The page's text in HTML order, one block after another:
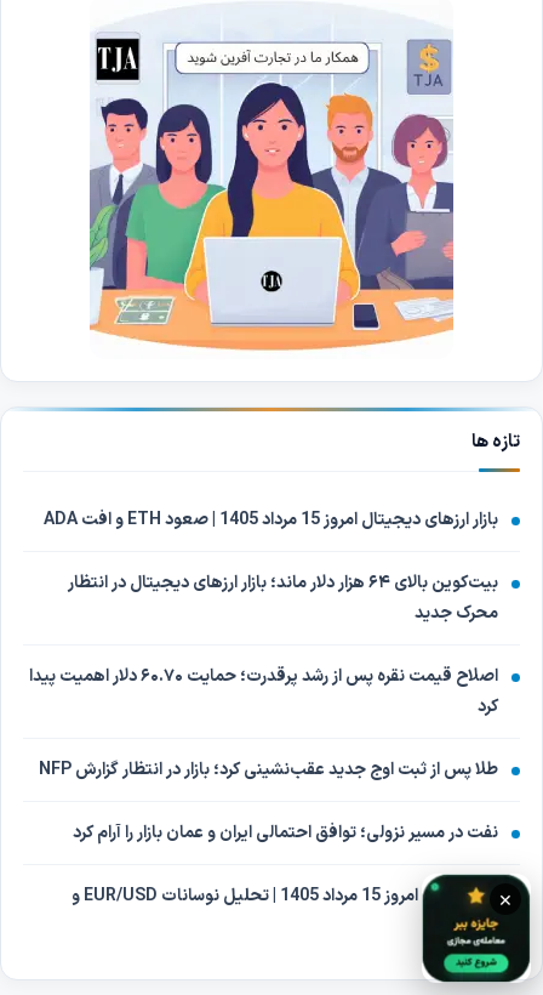
تازه ها
بازار ارزهای دیجیتال امروز 15 مرداد 1405 | صعود ETH و افت ADA
بیت‌کوین بالای ۶۴ هزار دلار ماند؛ بازار ارزهای دیجیتال در انتظار
محرک جدید
اصلاح قیمت نقره پس از رشد پرقدرت؛ حمایت ۶۰.۷۰ دلار اهمیت پیدا
کرد
طلا پس از ثبت اوج جدید عقب‌نشینی کرد؛ بازار در انتظار گزارش NFP
نفت در مسیر نزولی؛ توافق احتمالی ایران و عمان بازار را آرام کرد
بازار فارکس امروز 15 مرداد 1405 | تحلیل نوسانات EUR/USD و
USD/CAD
×